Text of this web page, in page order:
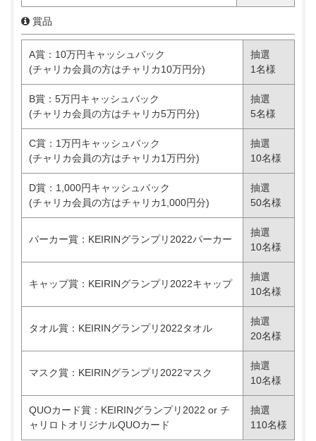
賞品
A賞：10万円キャッシュバック
(チャリカ会員の方はチャリカ10万円分)
抽選
1名様
B賞：5万円キャッシュバック
(チャリカ会員の方はチャリカ5万円分)
抽選
5名様
C賞：1万円キャッシュバック
(チャリカ会員の方はチャリカ1万円分)
抽選
10名様
D賞：1,000円キャッシュバック
(チャリカ会員の方はチャリカ1,000円分)
抽選
50名様
パーカー賞：KEIRINグランプリ2022パーカー
抽選
10名様
キャップ賞：KEIRINグランプリ2022キャップ
抽選
10名様
タオル賞：KEIRINグランプリ2022タオル
抽選
20名様
マスク賞：KEIRINグランプリ2022マスク
抽選
10名様
QUOカード賞：KEIRINグランプリ2022 or チ
ャリロトオリジナルQUOカード
抽選
110名様